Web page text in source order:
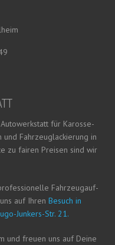
für Karos­se­
und Fahr­zeug­la­ckie­rung in
zu fai­ren Prei­sen sind wir
Fahr­zeug­auf­
auf Ihren Besuch in
Jun­kers-Str. 21.
und freu­en uns auf Dei­ne